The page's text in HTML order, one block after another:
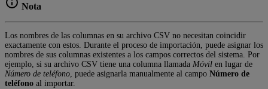
Nota
Los nombres de las columnas en su archivo CSV no necesitan coincidir
exactamente con estos. Durante el proceso de importación, puede asignar los
nombres de sus columnas existentes a los campos correctos del sistema. Por
ejemplo, si su archivo CSV tiene una columna llamada Móvil en lugar de
Número de teléfono , puede asignarla manualmente al campo Número de
teléfono al importar.